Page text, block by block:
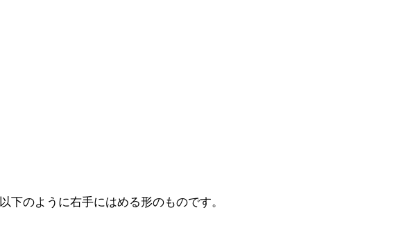
下のように右手にはめる形のものです。